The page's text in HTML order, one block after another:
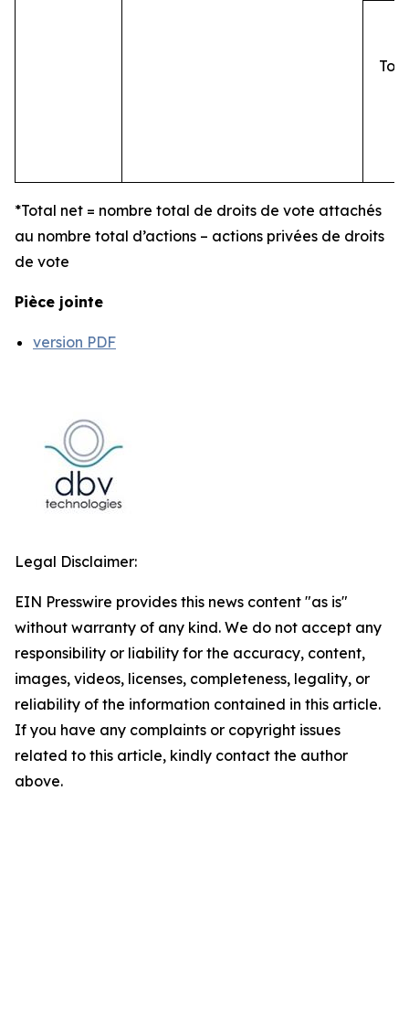
*Total net = nombre total de droits de vote attachés
au nombre total d’actions – actions privées de droits
de vote
Pièce jointe
version PDF
Legal Disclaimer:
EIN Presswire provides this news content "as is"
without warranty of any kind. We do not accept any
responsibility or liability for the accuracy, content,
images, videos, licenses, completeness, legality, or
reliability of the information contained in this article.
If you have any complaints or copyright issues
related to this article, kindly contact the author
above.